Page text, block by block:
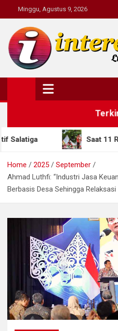
to
content
Minggu, Agustus 9, 2026
Saat 11 Ribu Pesilat
Home 2025
September
Ahmad Luthfi: “Industri Jasa
Berbasis Desa Sehingga